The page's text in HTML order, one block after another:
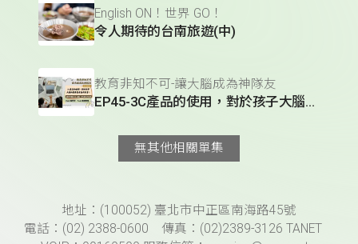
English ON！世界 GO！
令人期待的台南旅遊(中)
教育非知不可-讓大腦成為神隊友
EP45-3C產品的使用，對於孩子大腦的發展是有益或有害？｜讓大腦成為神隊友
無其他相關單集
頁尾資訊地址：(100052) 臺北市中正區南海路45號
電話：(02) 2388-0600 傳真：(02)2389-3126 TANET